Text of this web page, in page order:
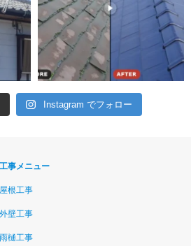
Instagram でフォロー
工事メニュー
屋根工事
外壁工事
雨樋工事